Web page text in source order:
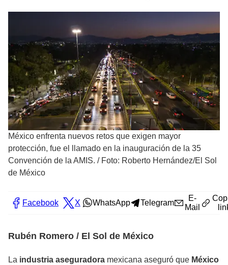
México enfrenta nuevos retos que exigen mayor
protección, fue el llamado en la inauguración de la 35
Convención de la AMIS. / Foto: Roberto Hernández/El Sol
de México
Facebook X WhatsApp Telegram
E-
Mail
Rubén Romero / El Sol de México
La industria aseguradora mexicana aseguró que México